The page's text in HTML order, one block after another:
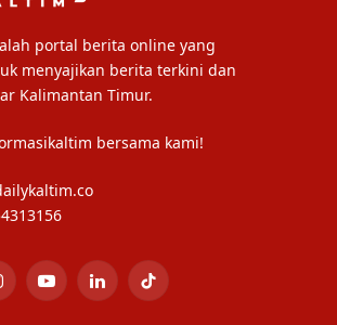
portal berita online yang
menyajikan berita terkini dan
Kalimantan Timur.
bersama kami!
YouTubeLinkedInTikTok